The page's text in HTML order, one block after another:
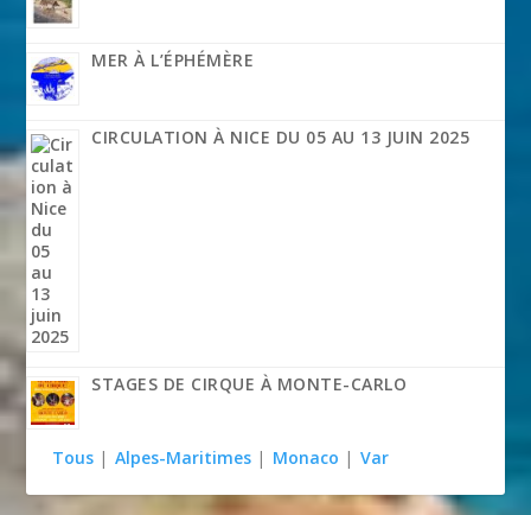
MER À L’ÉPHÉMÈRE
CIRCULATION À NICE DU 05 AU 13 JUIN 2025
STAGES DE CIRQUE À MONTE-CARLO
Tous | Alpes-Maritimes | Monaco | Var